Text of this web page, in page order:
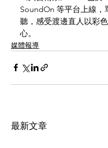
SoundOn 等平台上線，
聽，感受渡邊直人以彩
心。
媒體報導
最新文章